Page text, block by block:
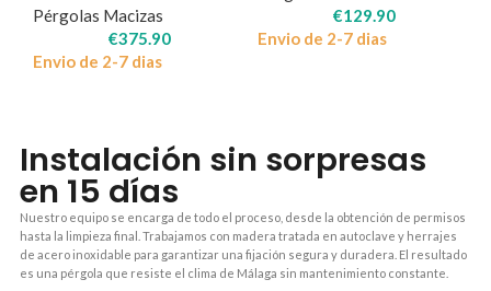
Pérgolas Macizas
€375.90
Envio de 2-7 dias
€129.90
Envio de 2-7 dias
Instalación sin sorpresas
en 15 días
Nuestro equipo se encarga de todo el proceso, desde la obtención de permisos
hasta la limpieza final. Trabajamos con madera tratada en autoclave y herrajes
de acero inoxidable para garantizar una fijación segura y duradera. El resultado
es una pérgola que resiste el clima de Málaga sin mantenimiento constante.